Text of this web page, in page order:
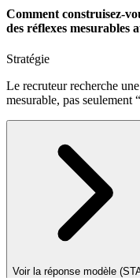
Comment construisez-
des réflexes mesurables
Stratégie
Le recruteur recherche
mesurable, pas seulement
Voir la réponse modèle